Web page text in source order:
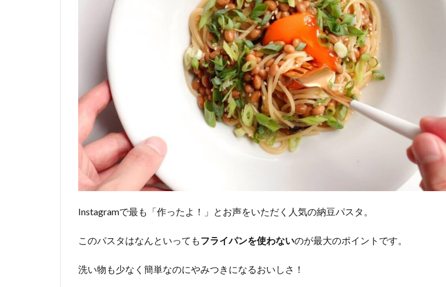
Instagramで最も「作ったよ！」とお声をいただく人気の納豆パスタ。
このパスタはなんといってもフライパンを使わないのが最大のポイントです。
洗い物も少なく簡単なのにやみつきになるおいしさ！